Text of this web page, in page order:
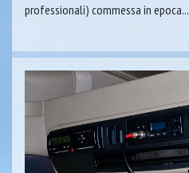
professionali) commessa in epoca...